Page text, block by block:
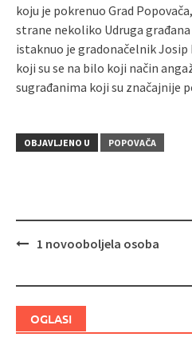
koju je pokrenuo Grad
strane nekoliko Udruga
istaknuo je gradonačelnik Josip
koji su se na bilo koji način
sugrađanima koji su značajnije
OBJAVLJENO U POPOVAČA
1 novooboljela osoba
OGLASI